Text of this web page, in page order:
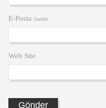
E-Posta Gerekli
Web Site